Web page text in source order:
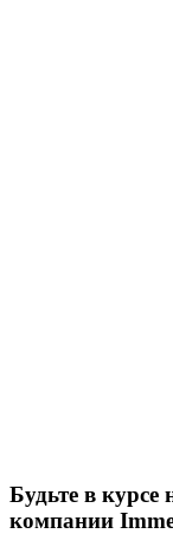
Будьте в курсе
компании